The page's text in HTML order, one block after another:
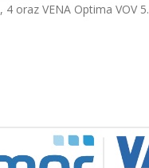
oraz VENA Optima VOV 5.